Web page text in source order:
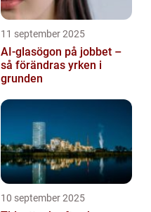
11 september 2025
AI-glasögon på jobbet –
så förändras yrken i
grunden
10 september 2025